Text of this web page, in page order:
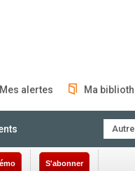
Mes alertes Ma
S'abonner